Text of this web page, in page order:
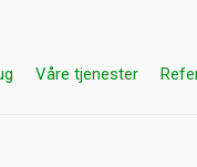
Våre tjenester